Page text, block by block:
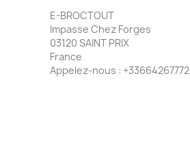
E-BROCTOUT
Impasse Chez Forges
03120 SAINT PRIX
France
Appelez-nous : +33664267772